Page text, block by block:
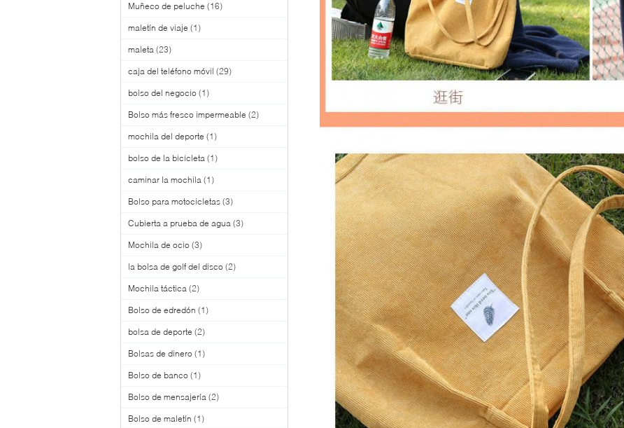
Muñeco de peluche (16)
maletín de viaje (1)
maleta (23)
caja del teléfono móvil (29)
bolso del negocio (1)
Bolso más fresco impermeable (2)
mochila del deporte (1)
bolso de la bicicleta (1)
caminar la mochila (1)
Bolso para motocicletas (3)
Cubierta a prueba de agua (3)
Mochila de ocio (3)
la bolsa de golf del disco (2)
Mochila táctica (2)
Bolso de edredón (1)
bolsa de deporte (2)
Bolsas de dinero (1)
Bolso de banco (1)
Bolso de mensajería (2)
Bolso de maletín (1)